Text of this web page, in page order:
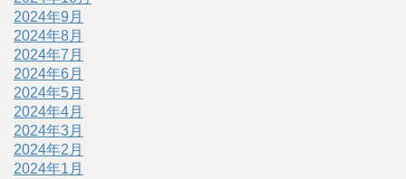
2024年9月
2024年8月
2024年7月
2024年6月
2024年5月
2024年4月
2024年3月
2024年2月
2024年1月